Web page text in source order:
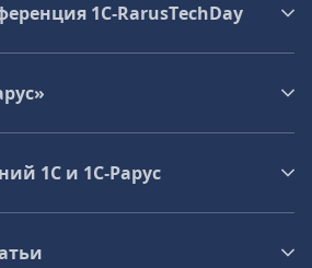
1C‑RarusTechDay
1С и 1С‑Рарус